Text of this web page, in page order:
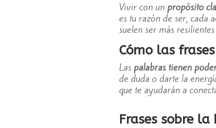
Vivir con un propósito
es tu razón de ser, cada
suelen ser más
Cómo las
Las palabras tienen
de duda o darte la
que te ayudarán a
Frases sobre